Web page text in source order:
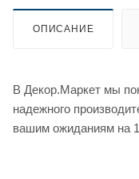
ОПИСАНИЕ
В Декор.Маркет мы
надежного
вашим ожиданиям на